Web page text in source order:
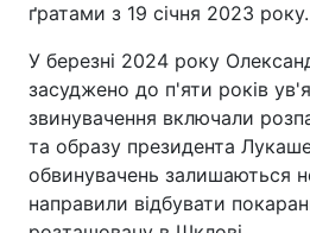
ґратами з 19 січня 2023 року.
У березні 2024 року
засуджено до п'яти років
звинувачення включали
та образу президента
обвинувачень залишаються
направили відбувати